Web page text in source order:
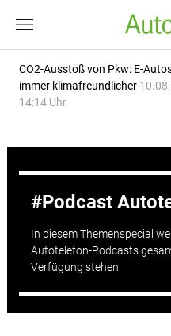
CO2-Ausstoß von Pkw: E-
immer klimafreundlicher
14:14 Uhr
Podcast
In diesem Themenspecial
Autotelefon-Podcasts
Verfügung stehen.